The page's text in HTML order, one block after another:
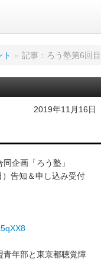
ト » 記事：ろう塾第6回目
2019年11月16日
企画「ろう塾」
告知＆申し込み受付
青年部と東京都聴覚障